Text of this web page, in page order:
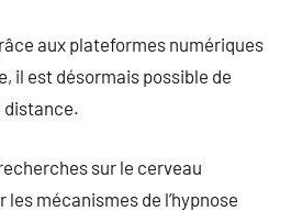
aux plateformes numériques
il est désormais possible de
distance.
sur le cerveau
mécanismes de l’hypnose